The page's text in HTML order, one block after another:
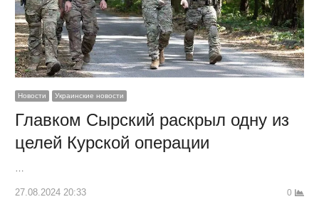
Новости Украинские новости
Главком Сырский раскрыл одну из
целей Курской операции
27.08.2024 20:33 0